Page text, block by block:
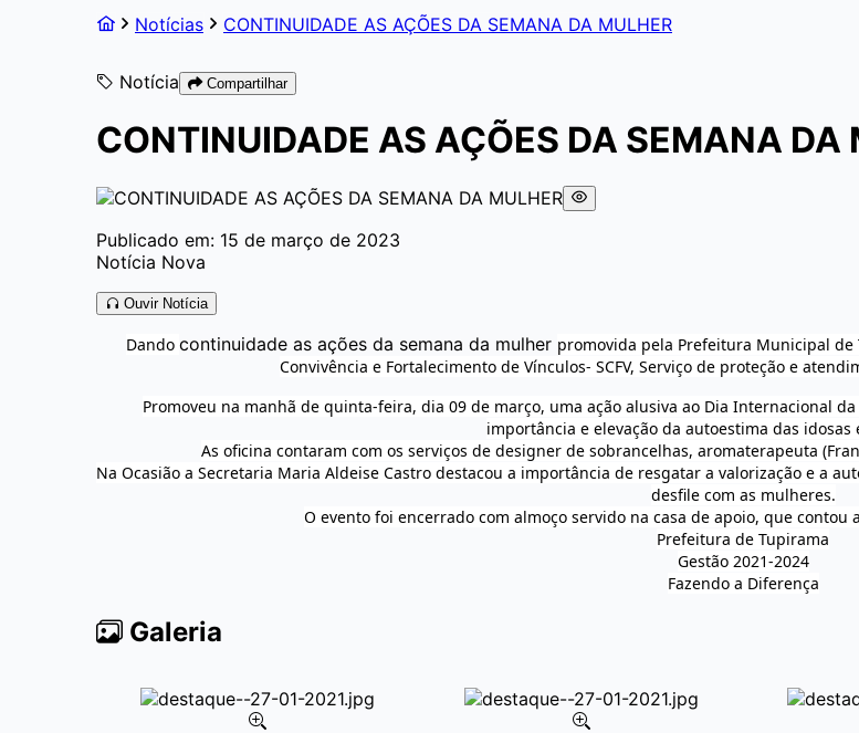
Notícias CONTINUIDADE AS AÇÕES DA SEMANA DA MULHER
Notícia Compartilhar
CONTINUIDADE AS AÇÕES DA SEMANA DA
Publicado em: 15 de março de 2023
Notícia Nova
Ouvir Notícia
Dando continuidade as ações da semana da mulher promovida pela Prefeitura Municipal de
Convivência e Fortalecimento de Vínculos- SCFV, Serviço de proteção e
Promoveu na manhã de quinta-feira, dia 09 de março, uma ação alusiva ao Dia Internacional da
importância e elevação da autoestima das
As oficina contaram com os serviços de designer de sobrancelhas, aromaterapeuta
Na Ocasião a Secretaria Maria Aldeise Castro destacou a importância de resgatar a valorização e a
desfile com as mulheres.
O evento foi encerrado com almoço servido na casa de apoio, que contou
Prefeitura de Tupirama
Gestão 2021-2024
Fazendo a Diferença
Galeria